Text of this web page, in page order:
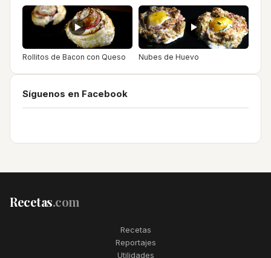
Rollitos de Bacon con Queso Nubes de Huevo
Síguenos en Facebook
Recetas.com
Recetas
Reportajes
Utilidades